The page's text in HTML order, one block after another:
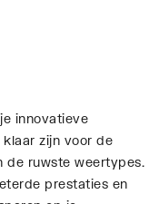
innovatieve
klaar zijn voor de
de ruwste weertypes.
prestaties en